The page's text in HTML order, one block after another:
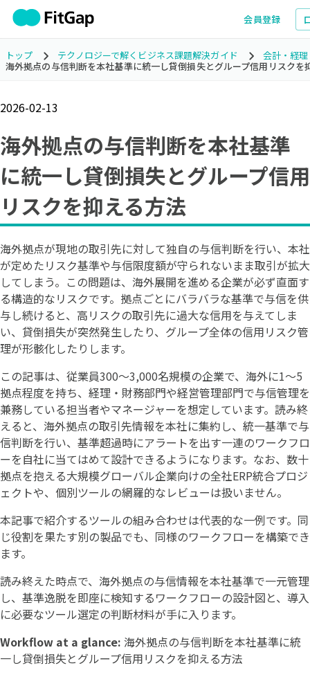
会員登録
トップ テクノロジーで解くビジネス課題解決ガイド
会計・経
海外拠点の与信判断を本社基準に統一し貸倒損失とグループ信用リスクを
2026-02-13
海外拠点の与信判断を本社基準
に統一し貸倒損失とグループ信用
リスクを抑える方法
海外拠点が現地の取引先に対して独自の与信判断を行い、本社
が定めたリスク基準や与信限度額が守られないまま取引が拡大
してしまう。この問題は、海外展開を進める企業が必ず直面す
る構造的なリスクです。拠点ごとにバラバラな基準で与信を供
与し続けると、高リスクの取引先に過大な信用を与えてしま
い、貸倒損失が突然発生したり、グループ全体の信用リスク管
理が形骸化したりします。
この記事は、従業員300〜3,000名規模の企業で、海外に1〜5
拠点程度を持ち、経理・財務部門や経営管理部門で与信管理を
兼務している担当者やマネージャーを想定しています。読み終
えると、海外拠点の取引先情報を本社に集約し、統一基準で与
信判断を行い、基準超過時にアラートを出す一連のワークフロ
ーを自社に当てはめて設計できるようになります。なお、数十
拠点を抱える大規模グローバル企業向けの全社ERP統合プロジ
ェクトや、個別ツールの網羅的なレビューは扱いません。
本記事で紹介するツールの組み合わせは代表的な一例です。同
じ役割を果たす別の製品でも、同様のワークフローを構築でき
ます。
読み終えた時点で、海外拠点の与信情報を本社基準で一元管理
し、基準逸脱を即座に検知するワークフローの設計図と、導入
に必要なツール選定の判断材料が手に入ります。
Workflow at a glance: 海外拠点の与信判断を本社基準に統
一し貸倒損失とグループ信用リスクを抑える方法